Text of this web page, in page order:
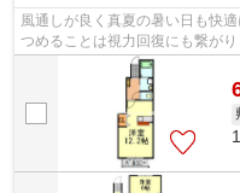
風通しが良く真夏の暑い日も快
つめることは視力回復にも繋が
なので、安心感が得られます。ぜ